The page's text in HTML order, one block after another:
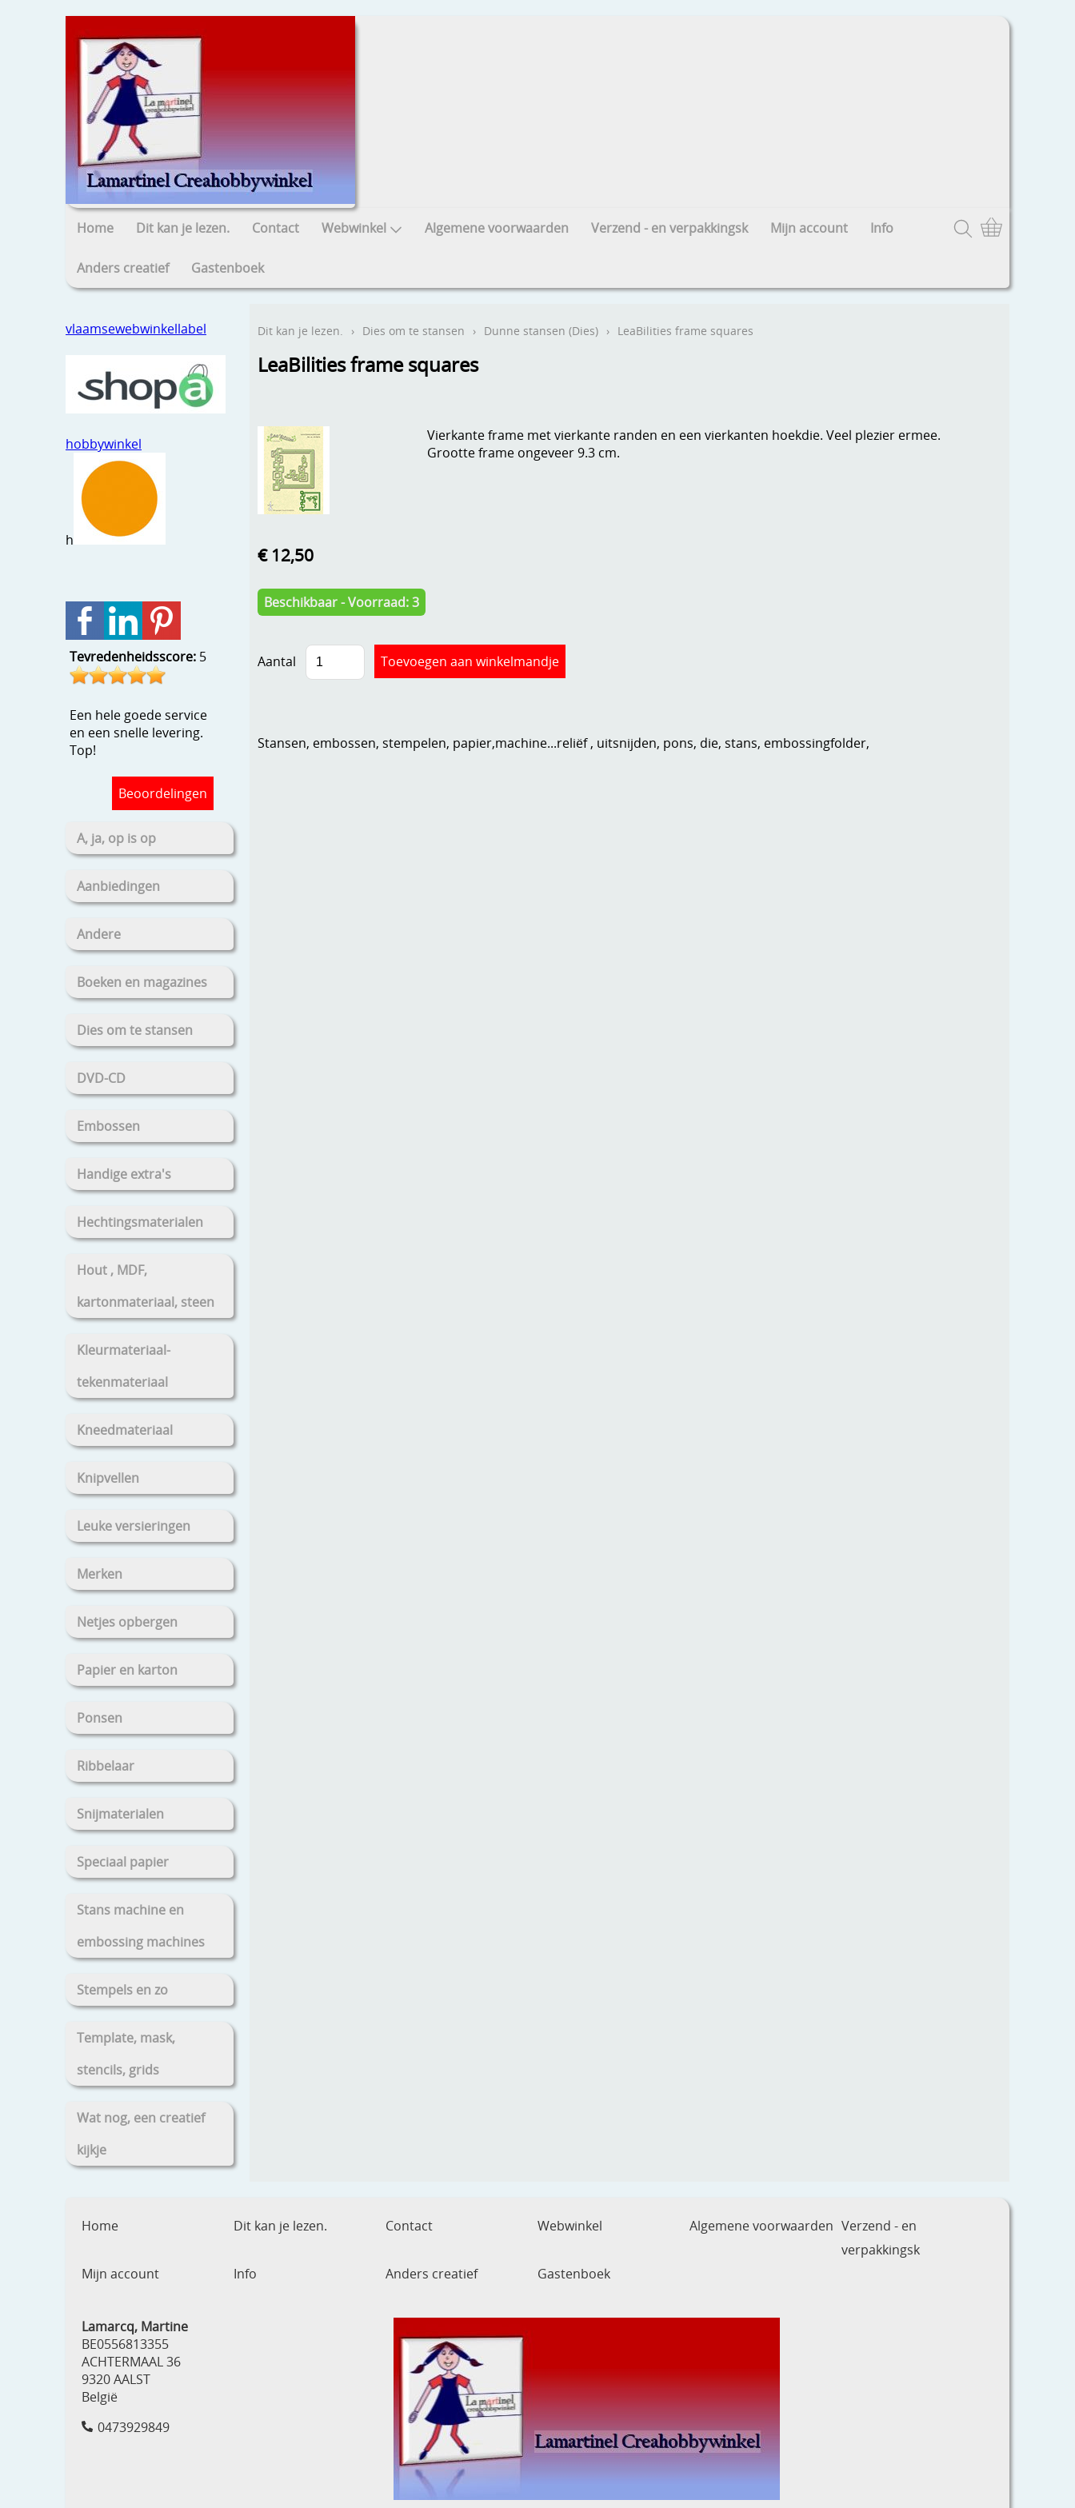
Home Dit kan je lezen. Contact Webwinkel Algemene voorwaarden Verzend - en verpakkingsk Mijn account Info
Anders creatief Gastenboek
vlaamsewebwinkellabel
hobbywinkel
h
Tevredenheidsscore: 5
Een hele goede service
en een snelle levering.
Top!
Beoordelingen
A, ja, op is op
Aanbiedingen
Andere
Boeken en magazines
Dies om te stansen
DVD-CD
Embossen
Handige extra's
Hechtingsmaterialen
Hout , MDF,
kartonmateriaal, steen
Kleurmateriaal-
tekenmateriaal
Kneedmateriaal
Knipvellen
Leuke versieringen
Merken
Netjes opbergen
Papier en karton
Ponsen
Ribbelaar
Snijmaterialen
Speciaal papier
Stans machine en
embossing machines
Stempels en zo
Template, mask,
stencils, grids
Wat nog, een creatief
kijkje
Dit kan je lezen. › Dies om te stansen › Dunne stansen (Dies) › LeaBilities frame squares
LeaBilities frame squares
Vierkante frame met vierkante randen en een vierkanten hoekdie. Veel plezier ermee.
Grootte frame ongeveer 9.3 cm.
€ 12,50
Beschikbaar - Voorraad: 3
Aantal
Stansen, embossen, stempelen, papier,machine...reliëf , uitsnijden, pons, die, stans, embossingfolder,
Home Dit kan je lezen. Contact Webwinkel Algemene voorwaarden Verzend - en
verpakkingsk
Mijn account
Info Anders creatief Gastenboek
Lamarcq, Martine
BE0556813355
ACHTERMAAL 36
9320 AALST
België
0473929849